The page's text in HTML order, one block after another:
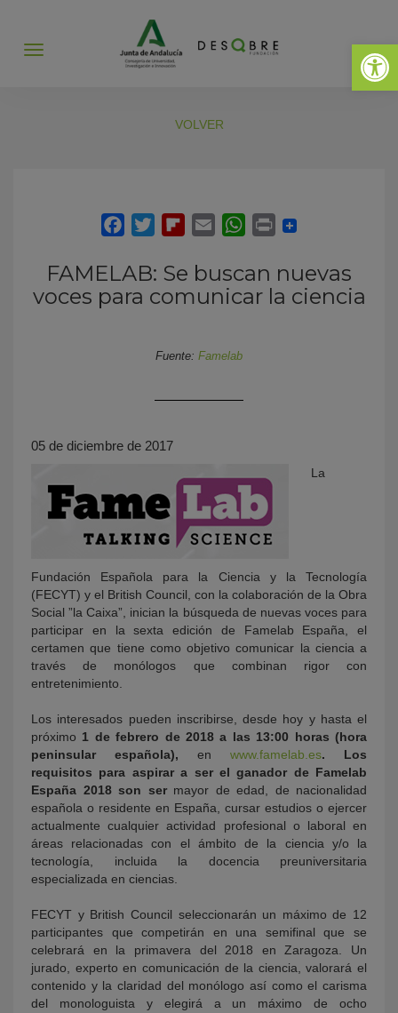
Abrir
Abrir
VOLVER
FAMELAB: Se buscan nuevas
voces para comunicar la ciencia
Fuente: Famelab
05 de diciembre de 2017
La
Fundación Española para la Ciencia y la Tecnología
(FECYT) y el British Council, con la colaboración de la Obra
Social ”la Caixa”, inician la búsqueda de nuevas voces para
participar en la sexta edición de Famelab España, el
certamen que tiene como objetivo comunicar la ciencia a
través de monólogos que combinan rigor con
entretenimiento.
Los interesados pueden inscribirse, desde hoy y hasta el
próximo 1 de febrero de 2018 a las 13:00 horas (hora
peninsular española), en www.famelab.es. Los
requisitos para aspirar a ser el ganador de Famelab
España 2018 son ser mayor de edad, de nacionalidad
española o residente en España, cursar estudios o ejercer
actualmente cualquier actividad profesional o laboral en
áreas relacionadas con el ámbito de la ciencia y/o la
tecnología, incluida la docencia preuniversitaria
especializada en ciencias.
FECYT y British Council seleccionarán un máximo de 12
participantes que competirán en una semifinal que se
celebrará en la primavera del 2018 en Zaragoza. Un
jurado, experto en comunicación de la ciencia, valorará el
contenido y la claridad del monólogo así como el carisma
del monologuista y elegirá a un máximo de ocho